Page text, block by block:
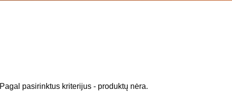
Pagal pasirinktus kriterijus - produktų nėra.